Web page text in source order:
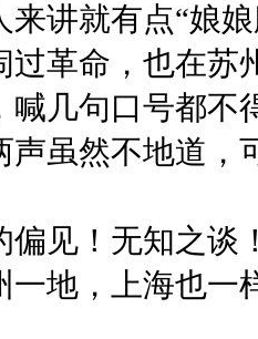
来讲就有点“娘
过革命，也在苏
喊几句口号都不
声虽然不地道，
偏见！无知之谈
一地，上海也一